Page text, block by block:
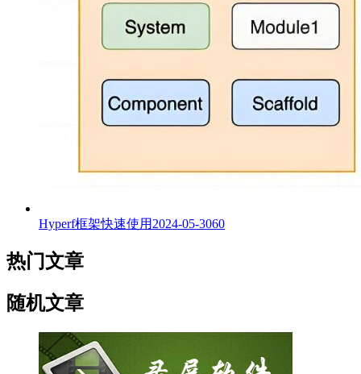
Hyperf框架快速使用 2024-05-3060
热门文章
随机文章